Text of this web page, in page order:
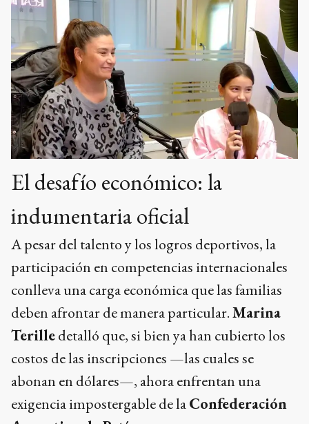
El desafío económico: la
indumentaria oficial
A pesar del talento y los logros deportivos, la
participación en competencias internacionales
conlleva una carga económica que las familias
deben afrontar de manera particular.Marina
Terilledetalló que, si bien ya han cubierto los
costos de las inscripciones —las cuales se
abonan en dólares—, ahora enfrentan una
exigencia impostergable de laConfederación